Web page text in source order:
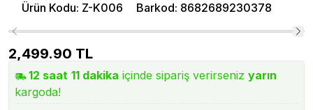
Ürün Kodu: Z-K006 Barkod: 8682689230378
2,499.90 TL
12 saat 11 dakika içinde sipariş verirseniz yarın
kargoda!